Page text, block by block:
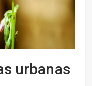
urbanas